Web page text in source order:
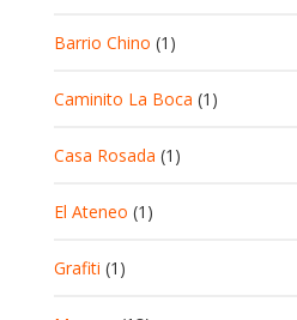
Barrio Chino (1)
Caminito La Boca (1)
Casa Rosada (1)
El Ateneo (1)
Grafiti (1)